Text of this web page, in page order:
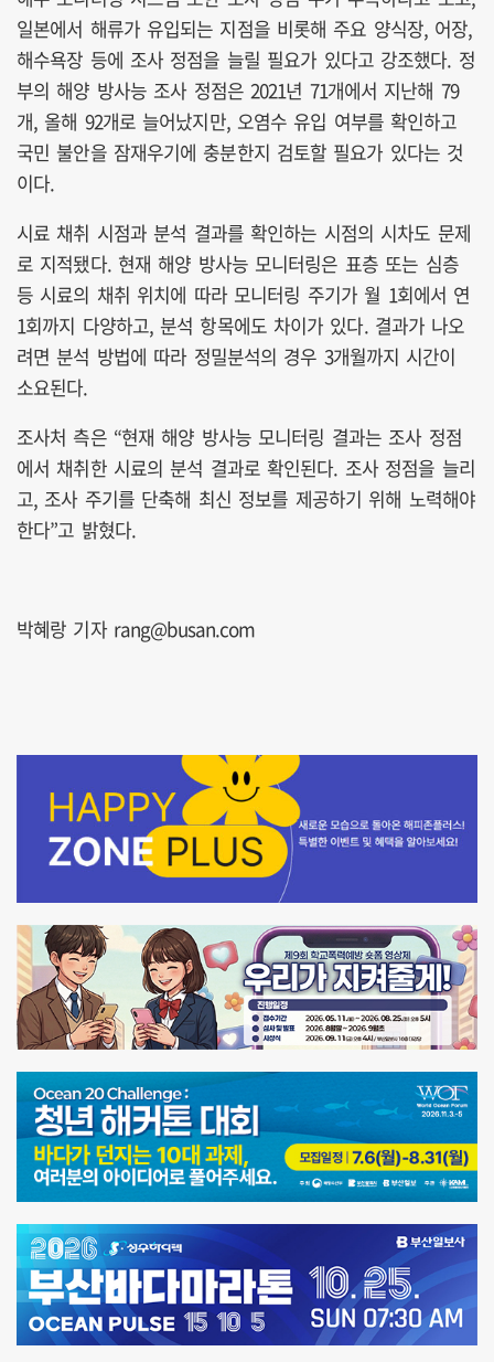
일본에서 해류가 유입되는 지점을 비롯해 주요 양식장, 어장,
해수욕장 등에 조사 정점을 늘릴 필요가 있다고 강조했다. 정
부의 해양 방사능 조사 정점은 2021년 71개에서 지난해 79
개, 올해 92개로 늘어났지만, 오염수 유입 여부를 확인하고
국민 불안을 잠재우기에 충분한지 검토할 필요가 있다는 것
이다.
시료 채취 시점과 분석 결과를 확인하는 시점의 시차도 문제
로 지적됐다. 현재 해양 방사능 모니터링은 표층 또는 심층
등 시료의 채취 위치에 따라 모니터링 주기가 월 1회에서 연
1회까지 다양하고, 분석 항목에도 차이가 있다. 결과가 나오
려면 분석 방법에 따라 정밀분석의 경우 3개월까지 시간이
소요된다.
조사처 측은 “현재 해양 방사능 모니터링 결과는 조사 정점
에서 채취한 시료의 분석 결과로 확인된다. 조사 정점을 늘리
고, 조사 주기를 단축해 최신 정보를 제공하기 위해 노력해야
한다”고 밝혔다.
박혜랑 기자 rang@busan.com